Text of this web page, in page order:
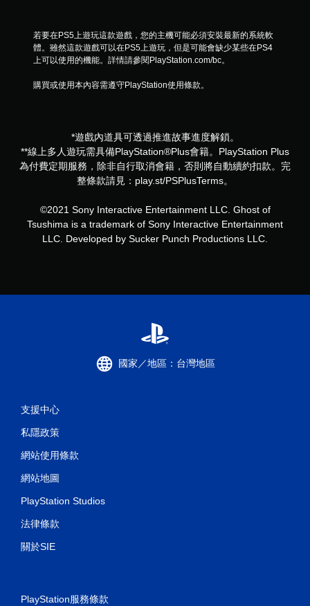
若要在PS5上遊玩這款遊戲，您的主機可能必須安裝最新的系統軟
體。雖然這款遊戲可以在PS5上遊玩，但是可能會缺少某些在PS4
上可以使用的機能。詳情請參閱PlayStation.com/bc。
購買或使用本內容需遵守PlayStation使用條款。
*遊戲內道具可透過推進故事進度解鎖。
**線上多人遊玩需具備PlayStation®Plus會籍。PlayStation Plus
為付費定期服務，除非自行取消會籍，否則將自動續約扣款。完
整條款請見：play.st/PSPlusTerms。
©2021 Sony Interactive Entertainment LLC. Ghost of
Tsushima is a trademark of Sony Interactive Entertainment
LLC. Developed by Sucker Punch Productions LLC.
國家／地區：台灣地區
支援中心
私隱政策
網站使用條款
網站地圖
PlayStation Studios
法律條款
關於SIE
PlayStation服務條款